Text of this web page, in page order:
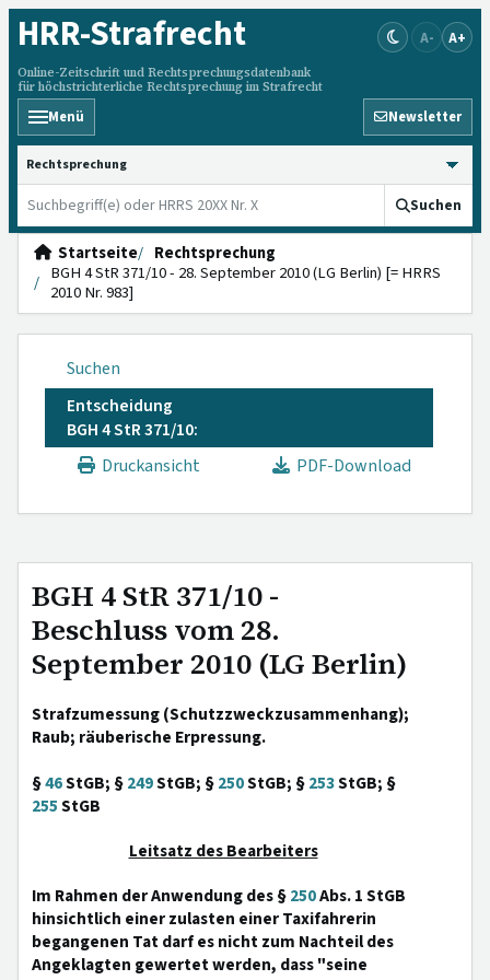
HRR-Strafrecht
Online-Zeitschrift und Rechtsprechungsdatenbank
für höchstrichterliche Rechtsprechung im Strafrecht
A- A+
Menü Newsletter
HRRS durchsuchen
Suchen
Startseite
Rechtsprechung
BGH 4 StR 371/10 - 28. September 2010 (LG Berlin) [= HRRS
2010 Nr. 983]
Suchen
Entscheidung
BGH 4 StR 371/10:
Druckansicht
PDF-Download
BGH 4 StR 371/10 -
Beschluss vom 28.
September 2010 (LG Berlin)
Strafzumessung (Schutzzweckzusammenhang);
Raub; räuberische Erpressung.
§46StGB; §249StGB; §250StGB; §253StGB; §
255StGB
Leitsatz des Bearbeiters
Im Rahmen der Anwendung des §250Abs. 1 StGB
hinsichtlich einer zulasten einer Taxifahrerin
begangenen Tat darf es nicht zum Nachteil des
Angeklagten gewertet werden, dass "seine